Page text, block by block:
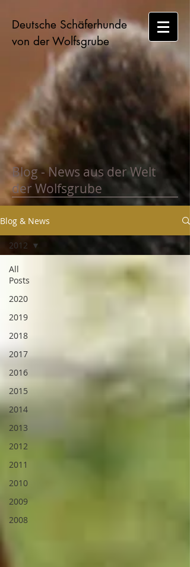
Deutsche Schäferhunde
von der Wolfsgrube
Blog - News aus der Welt
der Wolfsgrube
Blog & News
All
Posts
2020
2019
2018
2017
2016
2015
2014
2013
2012
2011
2010
2009
2008
2012